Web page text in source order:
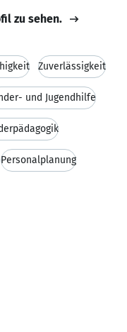
zu sehen.
Zuverlässigkeit
und Jugendhilfe
Personalplanung